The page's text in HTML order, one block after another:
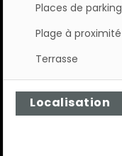
Places de parking
Plage à proximité
Terrasse
Localisation